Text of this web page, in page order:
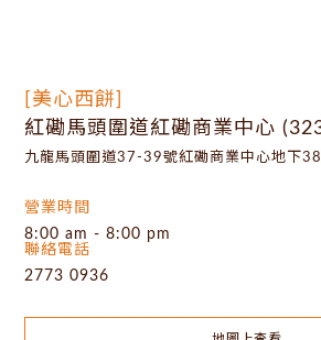
[美心西餅]
紅磡馬頭圍道紅磡商業中心
九龍馬頭圍道37-39號紅磡商業中心地下
營業時間
8:00 am - 8:00 pm
聯絡電話
2773 0936